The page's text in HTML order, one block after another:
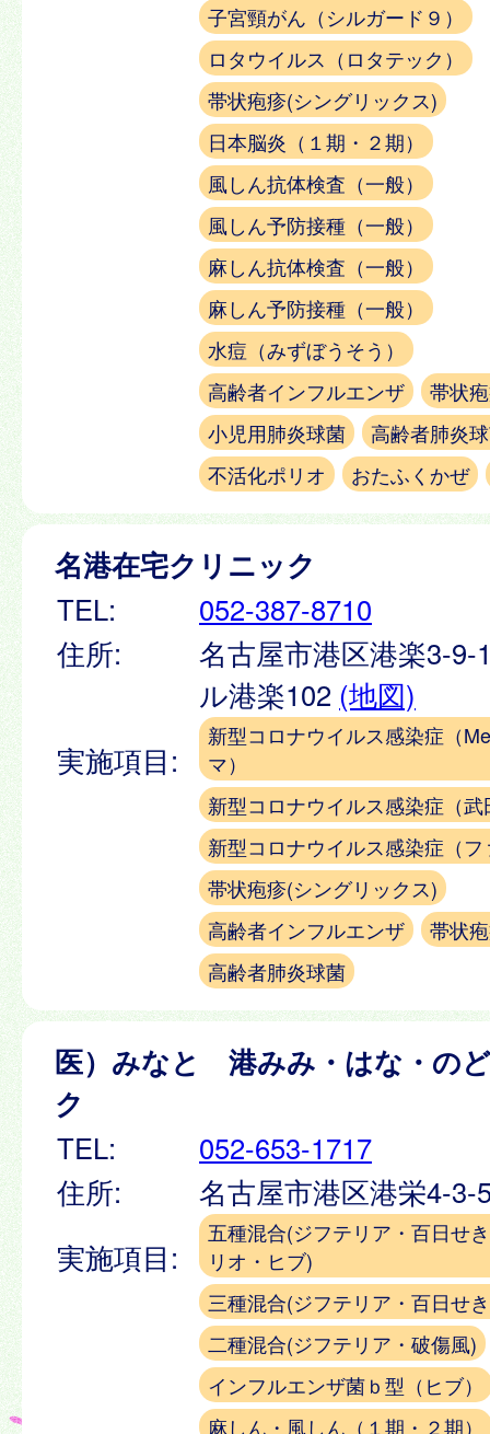
子宮頸がん（シルガード９）
ロタウイルス（ロタテック）
帯状疱疹(シングリックス)
日本脳炎（１期・２期）
風しん抗体検査（一般）
風しん予防接種（一般）
麻しん抗体検査（一般）
麻しん予防接種（一般）
水痘（みずぼうそう）
高齢者インフルエンザ
帯状
小児用肺炎球菌
高齢者肺炎
不活化ポリオ
おたふくかぜ
名港在宅クリニック
TEL:
052-387-8710
住所:
名古屋市港区港楽3-9-
ル港楽102 (地図)
実施項目:
新型コロナウイルス感染症（
マ）
新型コロナウイルス感染症（
新型コロナウイルス感染症（
帯状疱疹(シングリックス)
高齢者インフルエンザ
帯状
高齢者肺炎球菌
医）みなと 港みみ・はな・の
ク
TEL:
052-653-1717
住所:
名古屋市港区港栄4-
実施項目:
五種混合(ジフテリア・百日せ
リオ・ヒブ)
三種混合(ジフテリア・百日せ
二種混合(ジフテリア・破傷風)
インフルエンザ菌ｂ型（ヒブ）
麻しん・風しん（１期・２期）